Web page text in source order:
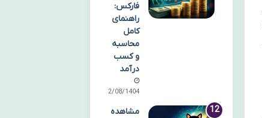
فارکس:
راهنمای
کامل
محاسبه
و کسب
درآمد
12/08/1404
مشاهده